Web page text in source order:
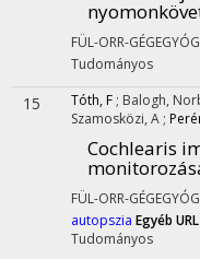
FÜL-ORR-
Tudományos
15 Tóth, F ; Balogh,
Szamosközi, A ;
Cochlearis
FÜL-ORR-
autopszia Egyéb URL
Tudományos